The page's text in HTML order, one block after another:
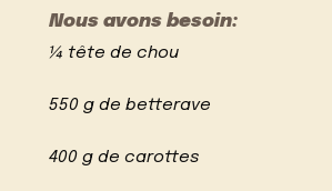
Nous avons besoin:
¼ tête de chou
550 g de betterave
400 g de carottes